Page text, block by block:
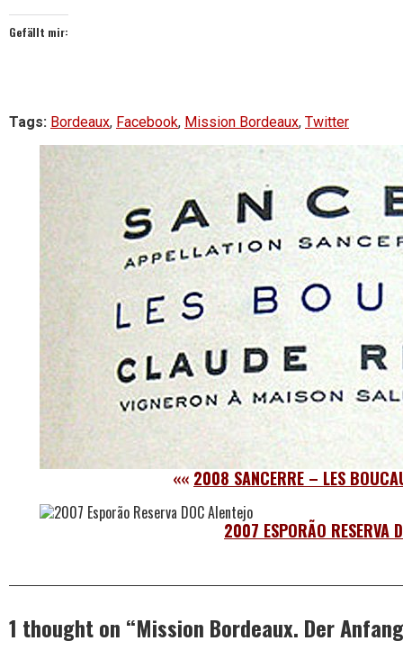
Gefällt mir:
Tags: Bordeaux, Facebook, Mission Bordeaux, Twitter
«« 2008 SANCERRE – LES
2007 ESPORÃO RESERVA
1 thought on “Mission Bordeaux. Der